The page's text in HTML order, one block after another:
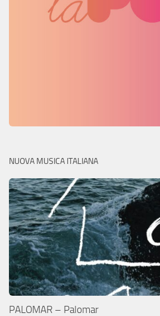
NUOVA MUSICA ITALIANA
PALOMAR – Palomar